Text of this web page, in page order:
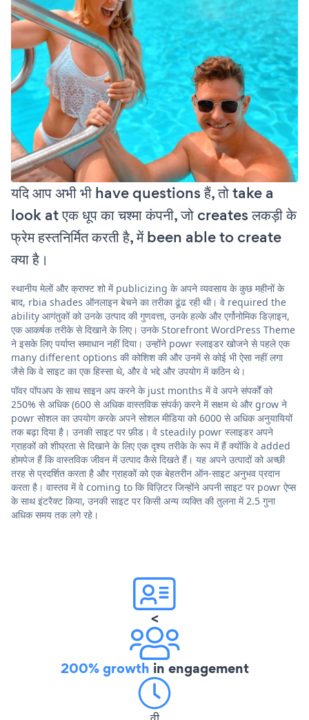
यदि आप अभी भी have questions हैं, तो take a
look at एक धूप का चश्मा कंपनी, जो creates लकड़ी के
फ्रेम हस्तनिर्मित करती है, में been able to create
क्या है।
स्थानीय मेलों और क्राफ्ट शो में publicizing के अपने व्यवसाय के कुछ महीनों के
बाद, rbia shades ऑनलाइन बेचने का तरीका ढूंढ रही थी। वे required the
ability आगंतुकों को उनके उत्पाद की गुणवत्ता, उनके हल्के और एर्गोनोमिक डिज़ाइन,
एक आकर्षक तरीके से दिखाने के लिए। उनके Storefront WordPress Theme
ने इसके लिए पर्याप्त समाधान नहीं दिया। उन्होंने powr स्लाइडर खोजने से पहले एक
many different options की कोशिश की और उनमें से कोई भी ऐसा नहीं लगा
जैसे कि वे साइट का एक हिस्सा थे, और वे भद्दे और उपयोग में कठिन थे।
पॉवर पॉपअप के साथ साइन अप करने के just months में वे अपने संपर्कों को
250% से अधिक (600 से अधिक वास्तविक संपर्क) करने में सक्षम थे और grow ने
powr सोशल का उपयोग करके अपने सोशल मीडिया को 6000 से अधिक अनुयायियों
तक बढ़ा दिया है। उनकी साइट पर फ़ीड। वे steadily powr स्लाइडर अपने
ग्राहकों को शीघ्रता से दिखाने के लिए एक दृश्य तरीके के रूप में हैं क्योंकि वे added
होमपेज हैं कि वास्तविक जीवन में उत्पाद कैसे दिखते हैं। यह अपने उत्पादों को अच्छी
तरह से प्रदर्शित करता है और ग्राहकों को एक बेहतरीन ऑन-साइट अनुभव प्रदान
करता है। वास्तव में वे coming to कि विज़िटर जिन्होंने अपनी साइट पर powr ऐप्स
के साथ इंटरैक्ट किया, उनकी साइट पर किसी अन्य व्यक्ति की तुलना में 2.5 गुना
अधिक समय तक लगे रहे।
<
200% growth in engagement